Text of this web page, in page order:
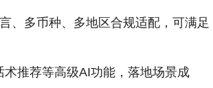
、多币种、多地区合规适配，可满足
推荐等高级AI功能，落地场景成